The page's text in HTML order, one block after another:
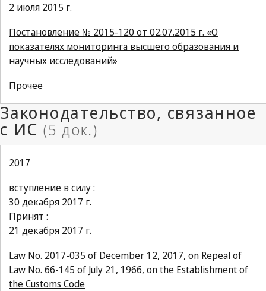
2 июля 2015 г.
Постановление № 2015-120 от 02.07.2015 г. «О
показателях мониторинга высшего образования и
научных исследований»
Прочее
2017
вступление в силу :
30 декабря 2017 г.
Принят :
21 декабря 2017 г.
Law No. 2017-035 of December 12, 2017, on Repeal of
Law No. 66-145 of July 21, 1966, on the Establishment of
the Customs Code